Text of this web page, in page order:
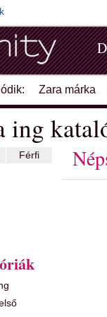
Zara márka
ing
Férfi